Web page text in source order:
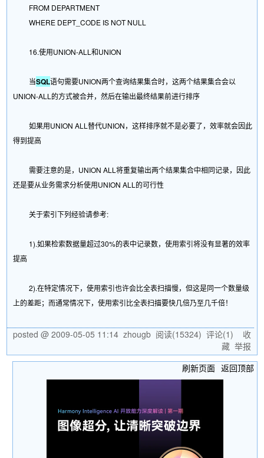
FROM DEPARTMENT
WHERE DEPT_CODE IS NOT NULL
16.使用UNION-ALL和UNION
当SQL语句需要UNION两个查询结果集合时，这两个结果集合会以
UNION-ALL的方式被合并，然后在输出最终结果前进行排序
如果用UNION ALL替代UNION，这样排序就不是必要了，效率就会因此
得到提高
需要注意的是，UNION ALL将重复输出两个结果集合中相同记录，因此
还是要从业务需求分析使用UNION ALL的可行性
关于索引下列经验请参考:
1).如果检索数据量超过30%的表中记录数，使用索引将没有显著的效率
提高
2).在特定情况下，使用索引也许会比全表扫描慢，但这是同一个数量级
上的差距；而通常情况下，使用索引比全表扫描要快几倍乃至几千倍！
posted @ 2009-05-05 11:14 zhougb阅读(15324) 评论(1) 收
藏 举报
刷新页面 返回顶部